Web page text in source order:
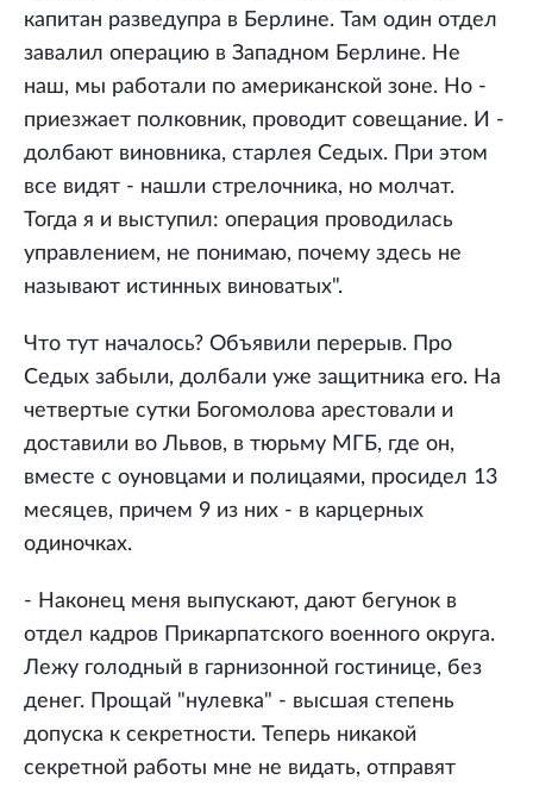
капитан разведупра в Берлине. Там один отдел
завалил операцию в Западном Берлине. Не
наш, мы работали по американской зоне. Но -
приезжает полковник, проводит совещание. И -
долбают виновника, старлея Седых. При этом
все видят - нашли стрелочника, но молчат.
Тогда я и выступил: операция проводилась
управлением, не понимаю, почему здесь не
называют истинных виноватых".
Что тут началось? Объявили перерыв. Про
Седых забыли, долбали уже защитника его. На
четвертые сутки Богомолова арестовали и
доставили во Львов, в тюрьму МГБ, где он,
вместе с оуновцами и полицаями, просидел 13
месяцев, причем 9 из них - в карцерных
одиночках.
- Наконец меня выпускают, дают бегунок в
отдел кадров Прикарпатского военного округа.
Лежу голодный в гарнизонной гостинице, без
денег. Прощай "нулевка" - высшая степень
допуска к секретности. Теперь никакой
секретной работы мне не видать, отправят